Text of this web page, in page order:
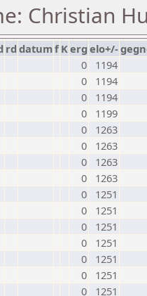
Christian
rd datumf Kerg elo+/-
0
1194
0
1194
0
1194
0
1199
0
1263
0
1263
0
1263
0
1263
0
1251
0
1251
0
1251
0
1251
0
1251
0
1251
0
1251